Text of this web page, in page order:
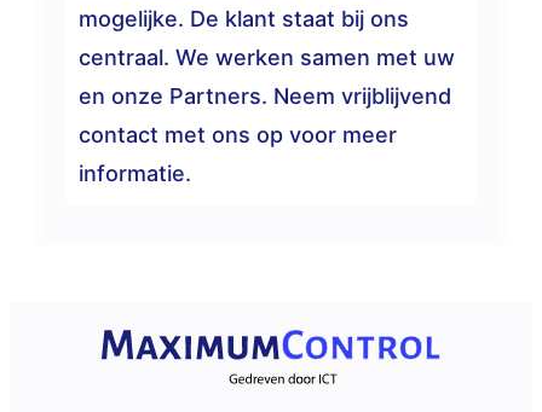
mogelijke. De klant staat bij ons
centraal. We werken samen met uw
en onze Partners. Neem vrijblijvend
contact met ons op voor meer
informatie.